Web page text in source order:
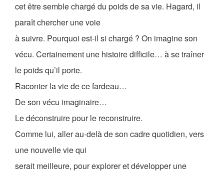
cet être semble chargé du poids de sa vie. Hagard, il
paraît chercher une voie
à suivre. Pourquoi est-il si chargé ? On imagine son
vécu. Certainement une histoire difficile… à se traîner
le poids qu’il porte.
Raconter la vie de ce fardeau…
De son vécu imaginaire…
Le déconstruire pour le reconstruire.
Comme lui, aller au-delà de son cadre quotidien, vers
une nouvelle vie qui
serait meilleure, pour explorer et développer une